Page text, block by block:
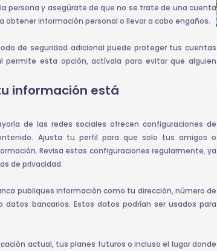
persona y asegúrate de que no se trate de una cuenta
obtener información personal o llevar a cabo engaños.
de seguridad adicional puede proteger tus cuentas
permite esta opción, actívala para evitar que alguien
información está
de las redes sociales ofrecen configuraciones de
Ajusta tu perfil para que solo tus amigos o
Revisa estas configuraciones regularmente, ya
de privacidad.
publiques información como tu dirección, número de
bancarios. Estos datos podrían ser usados para
actual, tus planes futuros o incluso el lugar donde